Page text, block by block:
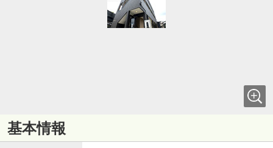
基本情報